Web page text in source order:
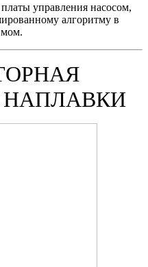
управления насосом,
алгоритму в